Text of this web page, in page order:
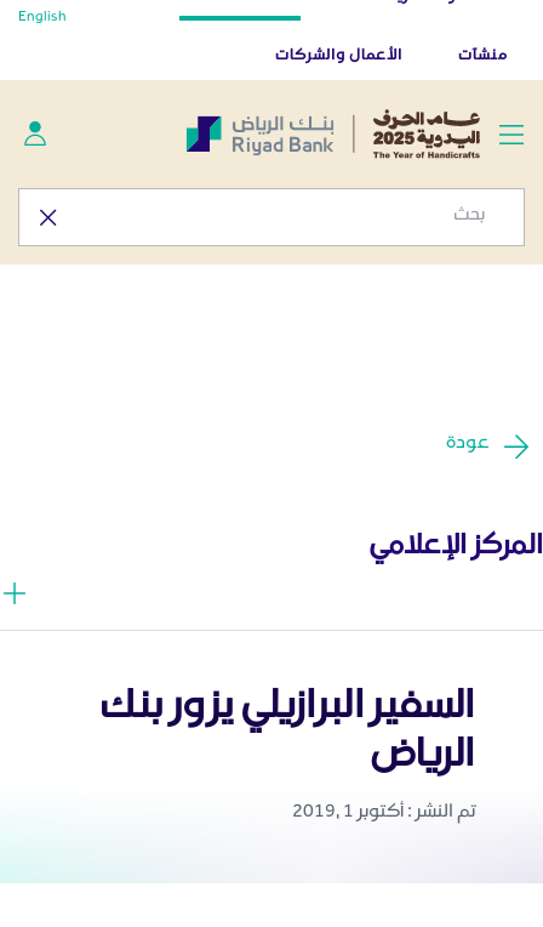
أخبار صحفية - المركز الإعلامي
تطبيق بنك الرياض
منشآت الأعمال والشركات
English
عودة
المركز الإعلامي
السفير البرازيلي يزور بنك
الرياض
تم النشر : أكتوبر 1 ,2019